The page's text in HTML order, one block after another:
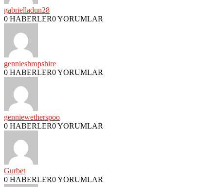
gabrielladun28
0 HABERLER0 YORUMLAR
gennieshropshire
0 HABERLER0 YORUMLAR
genniewetherspoo
0 HABERLER0 YORUMLAR
Gurbet
0 HABERLER0 YORUMLAR